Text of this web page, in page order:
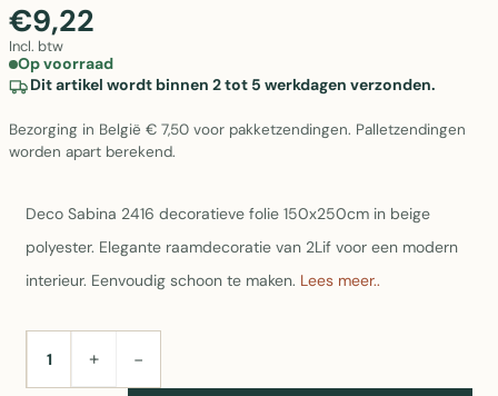
€9,22
Incl. btw
Op voorraad
Dit artikel wordt binnen 2 tot 5 werkdagen verzonden.
Bezorging in België € 7,50 voor pakketzendingen. Palletzendingen
worden apart berekend.
Deco Sabina 2416 decoratieve folie 150x250cm in beige
polyester. Elegante raamdecoratie van 2Lif voor een modern
interieur. Eenvoudig schoon te maken. Lees meer..
AANTAL+ −